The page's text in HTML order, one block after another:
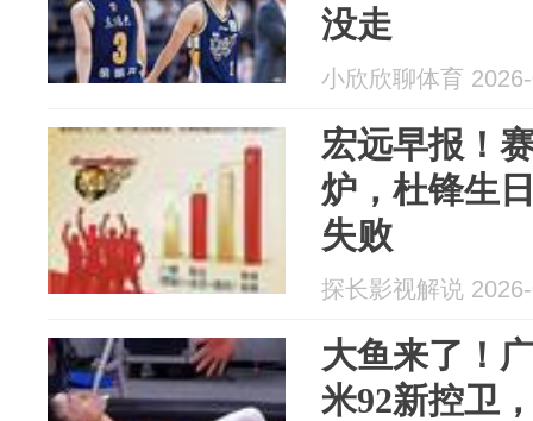
没走
小欣欣聊体育
宏远早报！
炉，杜锋生
失败
探长影视解说
大鱼来了！
米92新控卫